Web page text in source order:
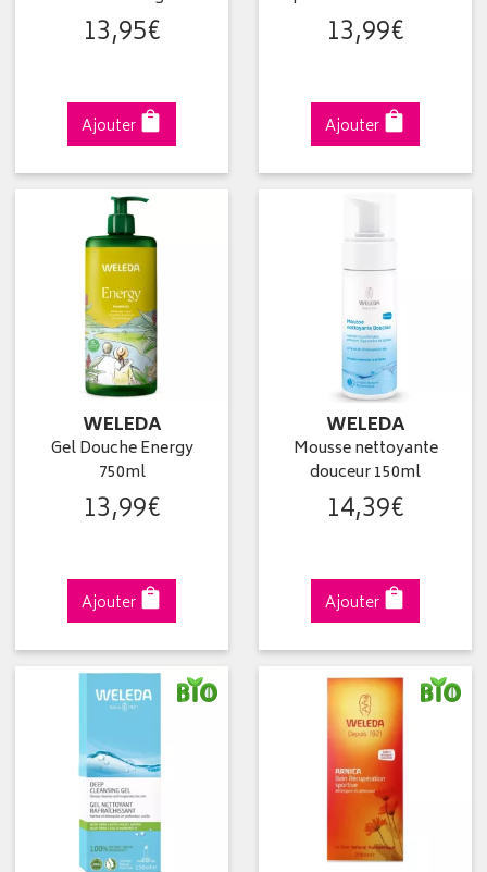
13,95€
Ajouter
13,99€
Ajouter
WELEDA
Gel Douche Energy
750ml
13,99€
Ajouter
WELEDA
Mousse nettoyante
douceur 150ml
14,39€
Ajouter